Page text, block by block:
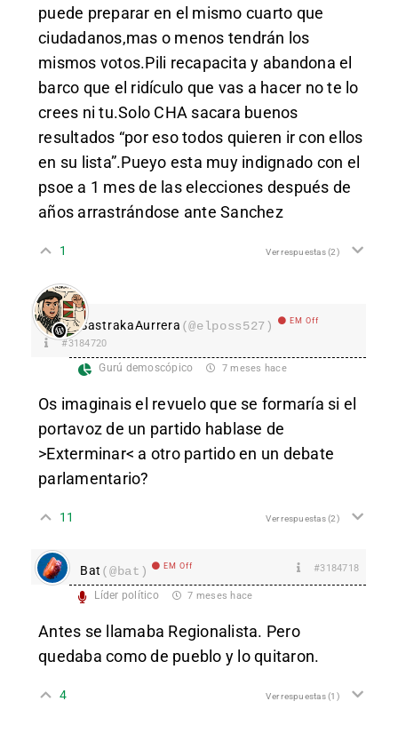
puede preparar en el mismo cuarto que
ciudadanos,mas o menos tendrán los
mismos votos.Pili recapacita y abandona el
barco que el ridículo que vas a hacer no te lo
crees ni tu.Solo CHA sacara buenos
resultados “por eso todos quieren ir con ellos
en su lista”.Pueyo esta muy indignado con el
psoe a 1 mes de las elecciones después de
años arrastrándose ante Sanchez
1 Ver respuestas(2)
SastrakaAurrera (@elposs527) EM Off
#3184720
Gurú demoscópico 7 meses hace
Os imaginais el revuelo que se formaría si el
portavoz de un partido hablase de
>Exterminar< a otro partido en un debate
parlamentario?
11 Ver respuestas(2)
Bat (@bat) EM Off #3184718
Líder político 7 meses hace
Antes se llamaba Regionalista. Pero
quedaba como de pueblo y lo quitaron.
4 Ver respuestas(1)